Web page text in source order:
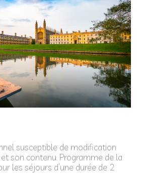
susceptible de modification
son contenu. Programme de la
les séjours d’une durée de 2